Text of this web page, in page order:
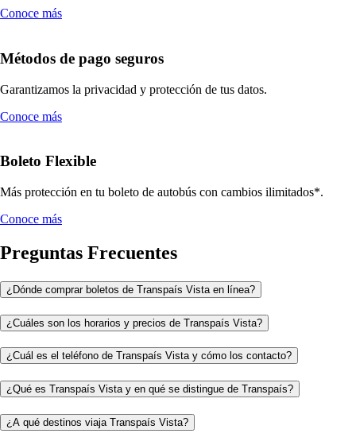
Conoce más
Métodos de pago seguros
Garantizamos la privacidad y protección de tus datos.
Conoce más
Boleto Flexible
Más protección en tu boleto de autobús con cambios ilimitados*.
Conoce más
Preguntas Frecuentes
¿Dónde comprar boletos de Transpaís Vista en línea?
¿Cuáles son los horarios y precios de Transpaís Vista?
¿Cuál es el teléfono de Transpaís Vista y cómo los contacto?
¿Qué es Transpaís Vista y en qué se distingue de Transpaís?
¿A qué destinos viaja Transpaís Vista?